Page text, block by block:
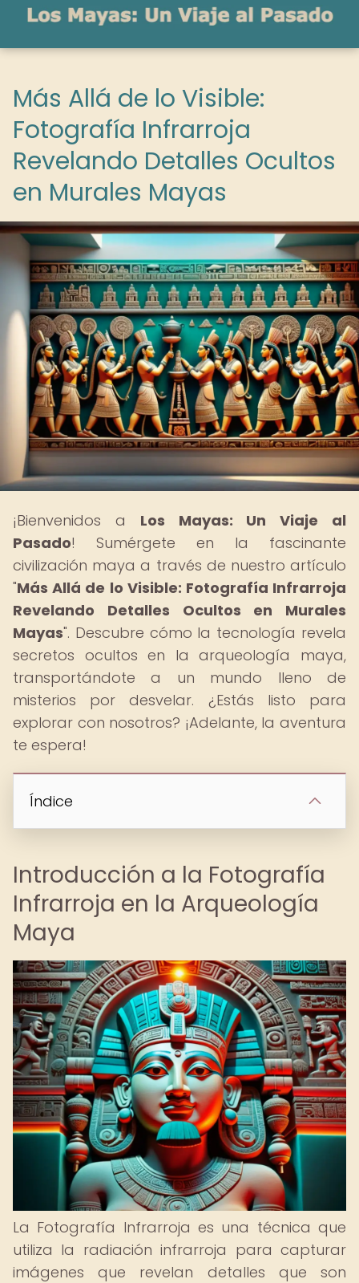
Más Allá de lo Visible:
Fotografía Infrarroja
Revelando Detalles Ocultos
en Murales Mayas
¡Bienvenidos a Los Mayas: Un Viaje al
Pasado! Sumérgete en la fascinante
civilización maya a través de nuestro artículo
"Más Allá de lo Visible: Fotografía Infrarroja
Revelando Detalles Ocultos en Murales
Mayas". Descubre cómo la tecnología revela
secretos ocultos en la arqueología maya,
transportándote a un mundo lleno de
misterios por desvelar. ¿Estás listo para
explorar con nosotros? ¡Adelante, la aventura
te espera!
Índice
Introducción a la Fotografía
Infrarroja en la Arqueología
Maya
La Fotografía Infrarroja es una técnica que
utiliza la radiación infrarroja para capturar
imágenes que revelan detalles que son